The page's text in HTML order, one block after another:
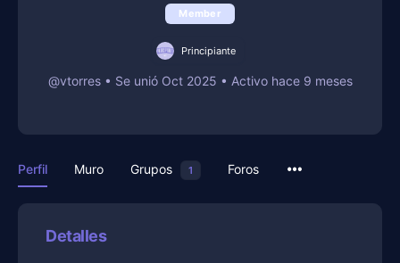
Member
Principiante
@vtorres • Se unió Oct 2025 • Activo hace 9 meses
Perfil Muro Grupos 1 Foros
Detalles